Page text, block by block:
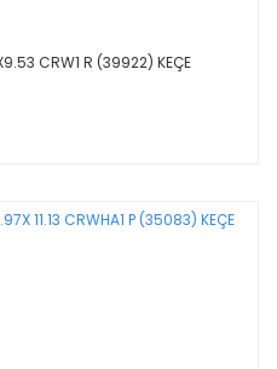
CRW1 R (39922) KEÇE